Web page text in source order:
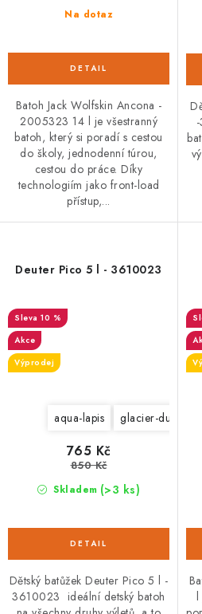
Na dotaz
Batoh Jack Wolfskin Ancona -
2005323 14 l je všestranný
batoh, který si poradí s cestou
do školy, jednodenní túrou,
cestou do práce. Díky
technologiím jako front-load
přístup,...
Deuter Pico 5 l - 3610023
10 %
Akce
Výprodej
aqua-lapis glacier-dustblue
Skladem (>3 ks)
765 Kč
850 Kč
Dětský batůžek Deuter Pico 5 l -
3610023 ideální detský batoh
l